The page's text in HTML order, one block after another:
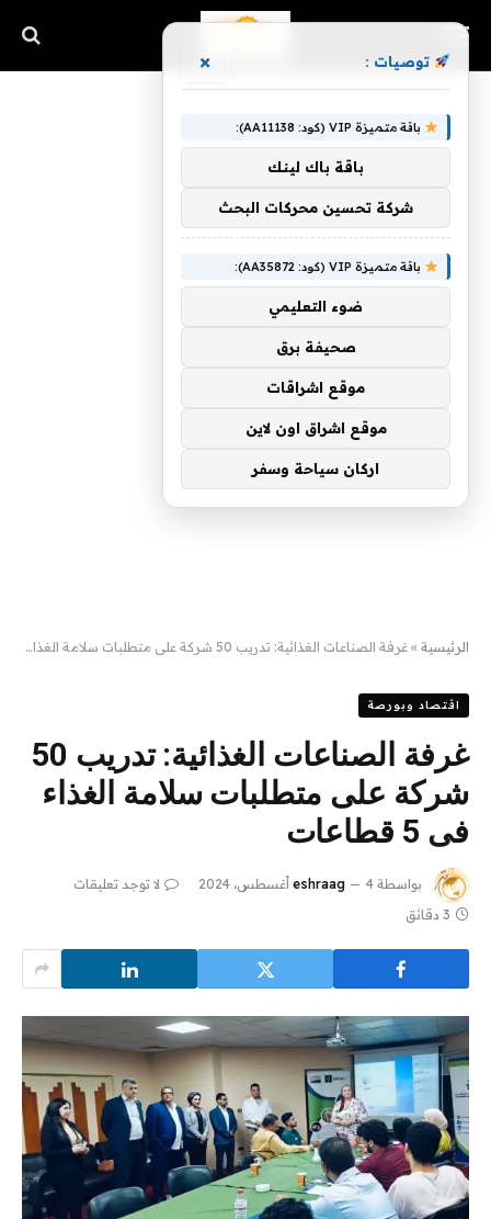
الرئيسية » غرفة الصناعات الغذائية: تدريب 50 شركة على متطلبات سلامة الغذاء فى 5 قطاعات
اقتصاد وبورصة
غرفة الصناعات الغذائية: تدريب 50
شركة على متطلبات سلامة الغذاء
فى 5 قطاعات
بواسطة eshraag 4 أغسطس، 2024
لا توجد تعليقات
3 دقائق
توصيات : ×
باقة متميزة VIP (كود: AA11138):
باقة باك لينك
شركة تحسين محركات البحث
باقة متميزة VIP (كود: AA35872):
ضوء التعليمي
صحيفة برق
موقع اشراقات
موقع اشراق اون لاين
اركان سياحة وسفر